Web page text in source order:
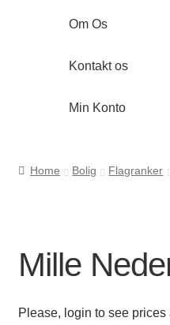
Om Os
Kontakt os
Min Konto
Kontakt os
Kurv
Home Bolig Flagranker
Mille
Please, login to see prices